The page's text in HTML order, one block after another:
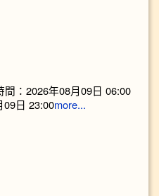
：2026年08月09日 06:00
日 23:00more...